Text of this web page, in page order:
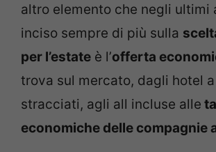
altro elemento che negli ultimi
inciso sempre di più sulla
per l’estate è l’offerta
trova sul mercato, dagli hotel
stracciati, agli all incluse alle
economiche delle compagnie